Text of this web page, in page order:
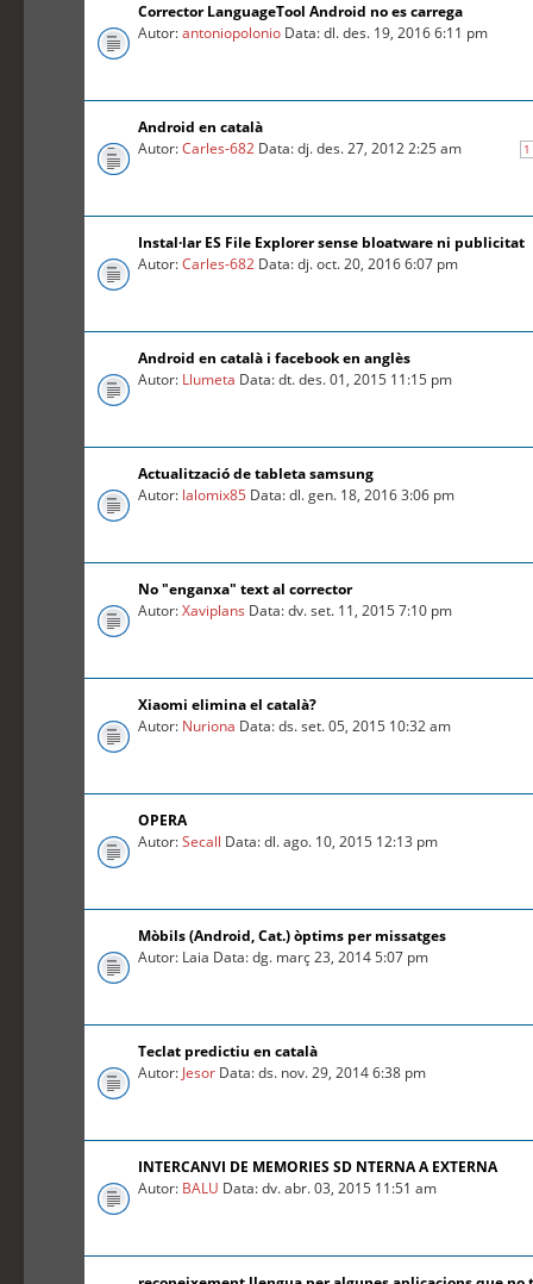
Corrector LanguageTool Android no es carrega
Autor:antoniopolonio Data: dl. des. 19, 2016 6:11 pm
Android en català
1
Autor:Carles-682 Data: dj. des. 27, 2012 2:25 am
Instal·lar ES File Explorer sense bloatware ni publicitat
Autor:Carles-682 Data: dj. oct. 20, 2016 6:07 pm
Android en català i facebook en anglès
Autor: Llumeta Data: dt. des. 01, 2015 11:15 pm
Actualització de tableta samsung
Autor: lalomix85 Data: dl. gen. 18, 2016 3:06 pm
No "enganxa" text al corrector
Autor:Xaviplans Data: dv. set. 11, 2015 7:10 pm
Xiaomi elimina el català?
Autor: Nuriona Data: ds. set. 05, 2015 10:32 am
OPERA
Autor:Secall Data: dl. ago. 10, 2015 12:13 pm
Mòbils (Android, Cat.) òptims per missatges
Autor: Laia Data: dg. març 23, 2014 5:07 pm
Teclat predictiu en català
Autor: Jesor Data: ds. nov. 29, 2014 6:38 pm
INTERCANVI DE MEMORIES SD NTERNA A EXTERNA
Autor: BALU Data: dv. abr. 03, 2015 11:51 am